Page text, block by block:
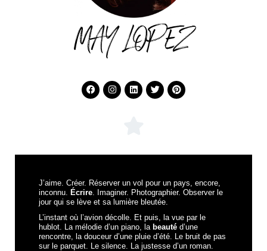
MAY LOPEZ
J’aime. Créer. Réserver un vol pour un pays, encore,
inconnu. Écrire . Imaginer. Photographier. Observer le
jour qui se lève et sa lumière bleutée.
L’instant où l’avion décolle. Et puis, la vue par le
hublot. La mélodie d’un piano, la beauté d’une
rencontre, la douceur d’une pluie d’été. Le bruit de pas
sur le parquet. Le silence. La justesse d’un roman.